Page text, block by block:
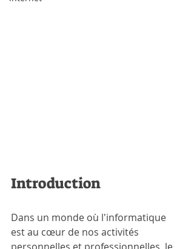
Introduction
Dans un monde où l'informatique
est au cœur de nos activités